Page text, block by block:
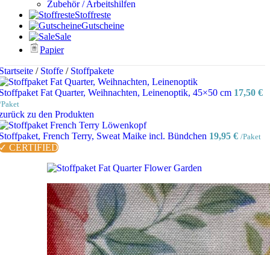
Zubehör / Arbeitshilfen
Stoffreste
Gutscheine
Sale
Papier
/ Stoffe / Stoffpakete
Fat Quarter, Weihnachten, Leinenoptik, 45×50 cm 17,50 €
zu den Produkten
French Terry, Sweat Maike incl. Bündchen 19,95 € /Paket
CERTIFIED